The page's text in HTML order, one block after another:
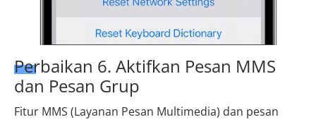
Perbaikan 6. Aktifkan Pesan MMS
dan Pesan Grup
Fitur MMS (Layanan Pesan Multimedia) dan pesan